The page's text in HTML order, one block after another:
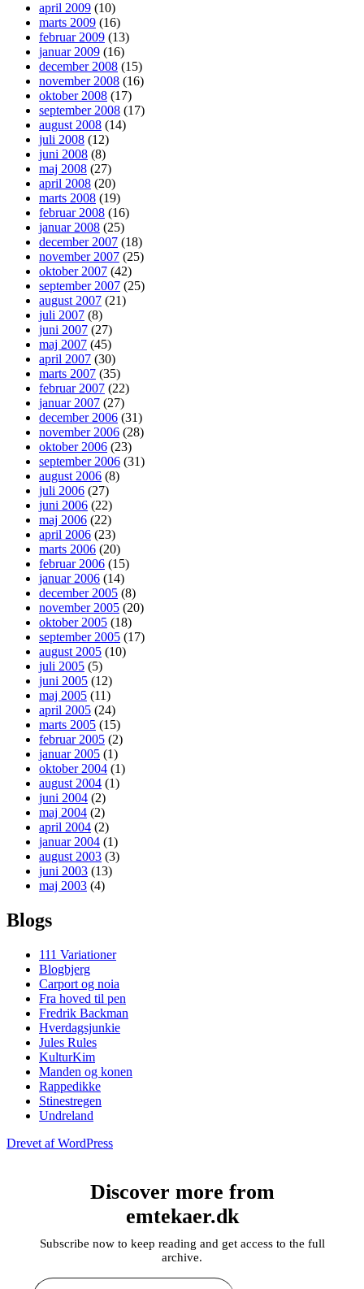
april 2009 (10)
marts 2009 (16)
februar 2009 (13)
januar 2009 (16)
december 2008 (15)
november 2008 (16)
oktober 2008 (17)
september 2008 (17)
august 2008 (14)
juli 2008 (12)
juni 2008 (8)
maj 2008 (27)
april 2008 (20)
marts 2008 (19)
februar 2008 (16)
januar 2008 (25)
december 2007 (18)
november 2007 (25)
oktober 2007 (42)
september 2007 (25)
august 2007 (21)
juli 2007 (8)
juni 2007 (27)
maj 2007 (45)
april 2007 (30)
marts 2007 (35)
februar 2007 (22)
januar 2007 (27)
december 2006 (31)
november 2006 (28)
oktober 2006 (23)
september 2006 (31)
august 2006 (8)
juli 2006 (27)
juni 2006 (22)
maj 2006 (22)
april 2006 (23)
marts 2006 (20)
februar 2006 (15)
januar 2006 (14)
december 2005 (8)
november 2005 (20)
oktober 2005 (18)
september 2005 (17)
august 2005 (10)
juli 2005 (5)
juni 2005 (12)
maj 2005 (11)
april 2005 (24)
marts 2005 (15)
februar 2005 (2)
januar 2005 (1)
oktober 2004 (1)
august 2004 (1)
juni 2004 (2)
maj 2004 (2)
april 2004 (2)
januar 2004 (1)
august 2003 (3)
juni 2003 (13)
maj 2003 (4)
Blogs
111 Variationer
Blogbjerg
Carport og noia
Fra hoved til pen
Fredrik Backman
Hverdagsjunkie
Jules Rules
KulturKim
Manden og konen
Rappedikke
Stinestregen
Undreland
Drevet af WordPress
Discover more from
emtekaer.dk
Subscribe now to keep reading and get access to the full
archive.
Type